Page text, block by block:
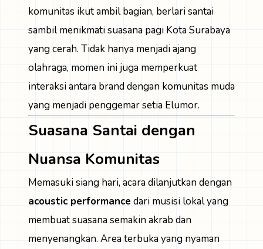
komunitas ikut ambil bagian, berlari santai
sambil menikmati suasana pagi Kota Surabaya
yang cerah. Tidak hanya menjadi ajang
olahraga, momen ini juga memperkuat
interaksi antara brand dengan komunitas muda
yang menjadi penggemar setia Elumor.
Suasana Santai dengan
Nuansa Komunitas
Memasuki siang hari, acara dilanjutkan dengan
acoustic performance dari musisi lokal yang
membuat suasana semakin akrab dan
menyenangkan. Area terbuka yang nyaman